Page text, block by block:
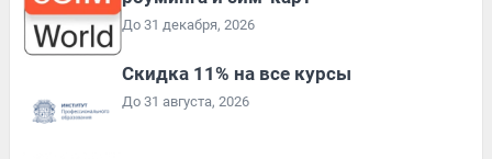
До 31 декабря, 2026
Скидка 11% на все курсы
До 31 августа, 2026